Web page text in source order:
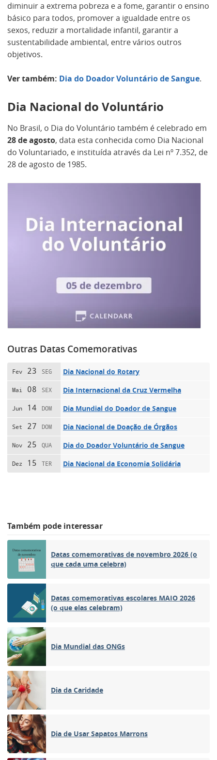
diminuir a extrema pobreza e a fome, garantir o ensino
básico para todos, promover a igualdade entre os
sexos, reduzir a mortalidade infantil, garantir a
sustentabilidade ambiental, entre vários outros
objetivos.
Ver também: Dia do Doador Voluntário de Sangue.
Dia Nacional do Voluntário
No Brasil, o Dia do Voluntário também é celebrado em
28 de agosto, data esta conhecida como Dia Nacional
do Voluntariado, e instituída através da Lei nº 7.352, de
28 de agosto de 1985.
Outras Datas Comemorativas
Fev 23 SEG Dia Nacional do Rotary
Mai 08 SEX Dia Internacional da Cruz Vermelha
Jun 14 DOM Dia Mundial do Doador de Sangue
Set 27 DOM Dia Nacional de Doação de Órgãos
Nov 25 QUA Dia do Doador Voluntário de Sangue
Dez 15 TER Dia Nacional da Economia Solidária
Também pode interessar
Datas comemorativas de novembro 2026 (o
que cada uma celebra)
Datas comemorativas escolares MAIO 2026
(o que elas celebram)
Dia Mundial das ONGs
Dia da Caridade
Dia de Usar Sapatos Marrons